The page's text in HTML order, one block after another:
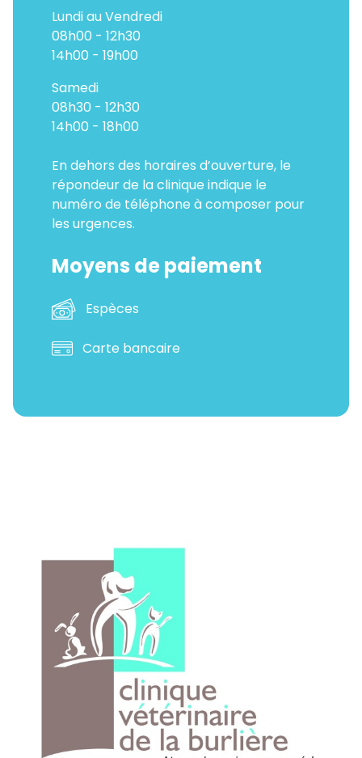
Lundi au Vendredi
08h00 - 12h30
14h00 - 19h00
Samedi
08h30 - 12h30
14h00 - 18h00
En dehors des horaires d’ouverture, le
répondeur de la clinique indique le
numéro de téléphone à composer pour
les urgences.
Moyens de paiement
Espèces
Carte bancaire